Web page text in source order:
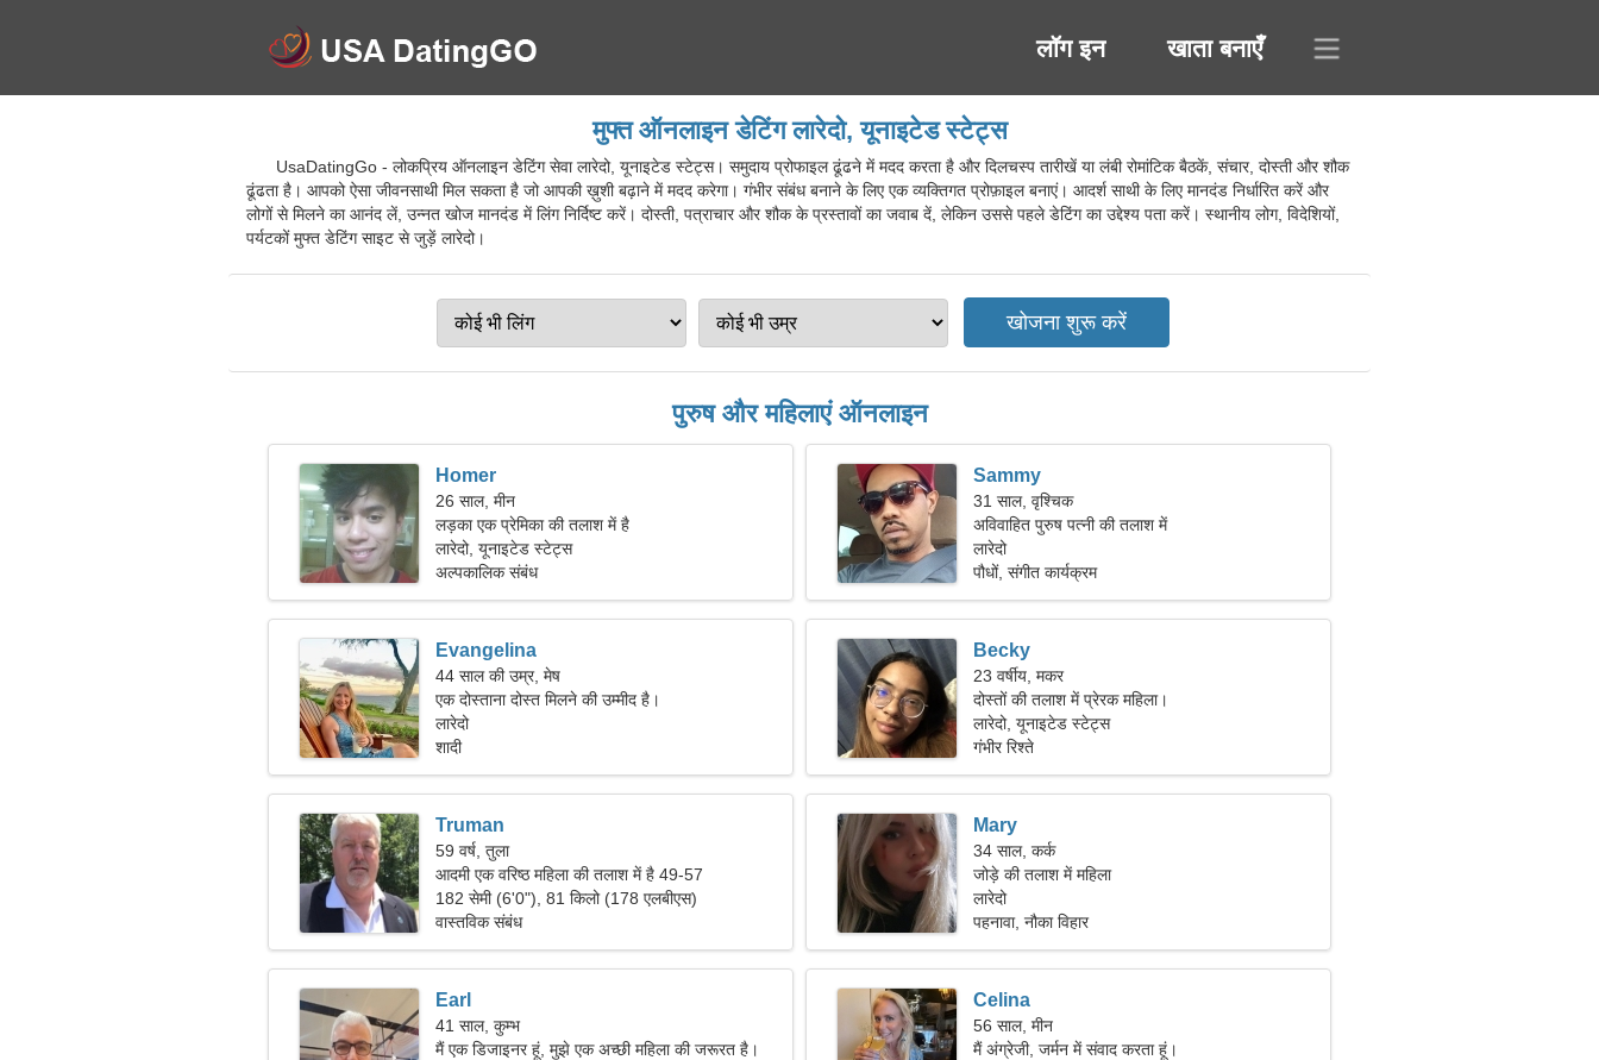
लॉग इन खाता बनाएँ
मुफ्त ऑनलाइन डेटिंग लारेदो, यूनाइटेड स्टेट्स
UsaDatingGo - लोकप्रिय ऑनलाइन डेटिंग सेवा लारेदो, यूनाइटेड स्टेट्स। समुदाय प्रोफाइल ढूंढने में मदद करता है और दिलचस्प तारीखें या लंबी रोमांटिक बैठकें, संचार, दोस्ती और शौक
ढूंढता है। आपको ऐसा जीवनसाथी मिल सकता है जो आपकी ख़ुशी बढ़ाने में मदद करेगा। गंभीर संबंध बनाने के लिए एक व्यक्तिगत प्रोफ़ाइल बनाएं। आदर्श साथी के लिए मानदंड निर्धारित करें और
लोगों से मिलने का आनंद लें, उन्नत खोज मानदंड में लिंग निर्दिष्ट करें। दोस्ती, पत्राचार और शौक के प्रस्तावों का जवाब दें, लेकिन उससे पहले डेटिंग का उद्देश्य पता करें। स्थानीय लोग, विदेशियों,
पर्यटकों मुफ्त डेटिंग साइट से जुड़ें लारेदो।
पुरुष और महिलाएं ऑनलाइन
Homer
26 साल, मीन
लड़का एक प्रेमिका की तलाश में है
लारेदो, यूनाइटेड स्टेट्स
अल्पकालिक संबंध
Sammy
31 साल, वृश्चिक
अविवाहित पुरुष पत्नी की तलाश में
लारेदो
पौधों, संगीत कार्यक्रम
Evangelina
44 साल की उम्र, मेष
एक दोस्ताना दोस्त मिलने की उम्मीद है।
लारेदो
शादी
Becky
23 वर्षीय, मकर
दोस्तों की तलाश में प्रेरक महिला।
लारेदो, यूनाइटेड स्टेट्स
गंभीर रिश्ते
Truman
59 वर्ष, तुला
आदमी एक वरिष्ठ महिला की तलाश में है 49-57
182 सेमी (6'0"), 81 किलो (178 एलबीएस)
वास्तविक संबंध
Mary
34 साल, कर्क
जोड़े की तलाश में महिला
लारेदो
पहनावा, नौका विहार
Earl
41 साल, कुम्भ
मैं एक डिजाइनर हूं, मुझे एक अच्छी महिला की जरूरत है।
Celina
56 साल, मीन
मैं अंग्रेजी, जर्मन में संवाद करता हूं।